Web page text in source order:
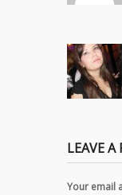
LEAVE A
Your email